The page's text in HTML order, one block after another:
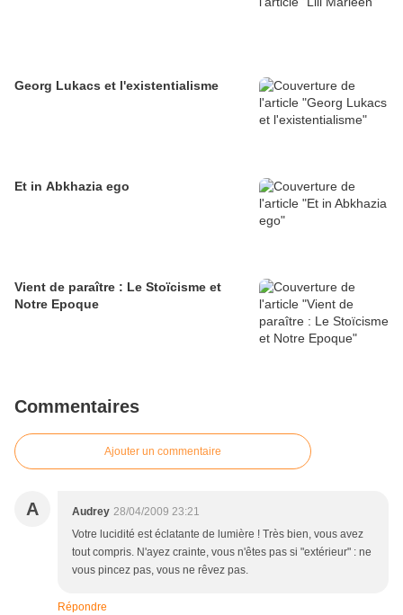
Georg Lukacs et l'existentialisme
Et in Abkhazia ego
Vient de paraître : Le Stoïcisme et
Notre Epoque
Commentaires
Ajouter un commentaire
A Audrey 28/04/2009 23:21
Votre lucidité est éclatante de lumière ! Très bien, vous avez
tout compris. N'ayez crainte, vous n'êtes pas si "extérieur" : ne
vous pincez pas, vous ne rêvez pas.
Répondre